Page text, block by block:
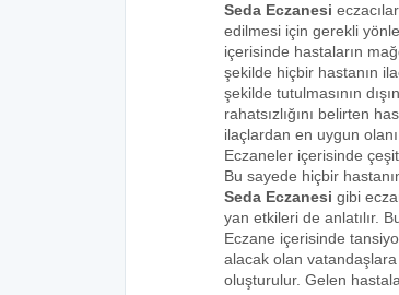
Seda Eczanesi
edilmesi için gerekli
içerisinde hastaların
şekilde hiçbir hastanın
şekilde tutulmasının
rahatsızlığını belirten
ilaçlardan en uygun
Eczaneler içerisinde
Bu sayede hiçbir
Seda Eczanesi gibi
yan etkileri de anlatılır.
Eczane içerisinde
alacak olan vatandaşlara
oluşturulur. Gelen